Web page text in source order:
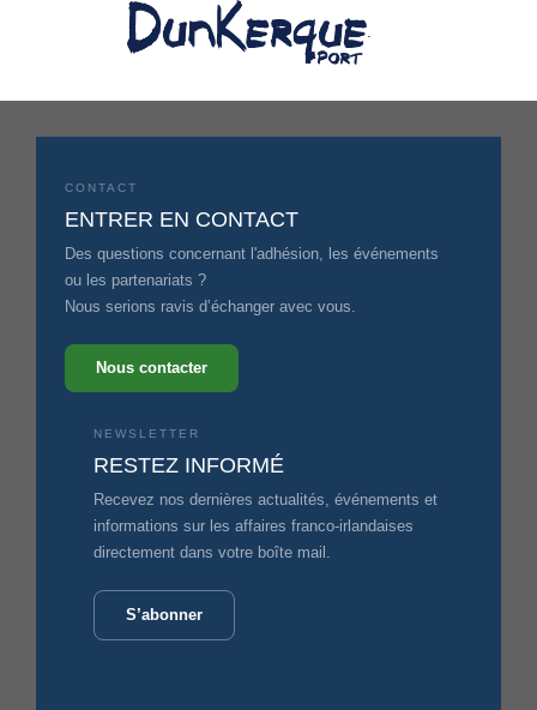
.
CONTACT
ENTRER EN CONTACT
Des questions concernant l'adhésion, les événements
ou les partenariats ?
Nous serions ravis d’échanger avec vous.
Nous contacter
NEWSLETTER
RESTEZ INFORMÉ
Recevez nos dernières actualités, événements et
informations sur les affaires franco-irlandaises
directement dans votre boîte mail.
S’abonner